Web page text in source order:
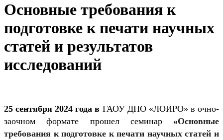
Основные требования к
подготовке к печати научных
статей и результатов
исследований
25 сентября 2024 года в ГАОУ ДПО «ЛОИРО» в очно-
заочном формате прошел семинар «Основные
требования к подготовке к печати научных статей и